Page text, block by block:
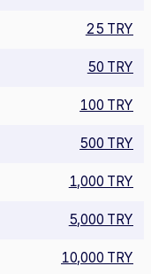
25 TRY
50 TRY
100 TRY
500 TRY
1,000 TRY
5,000 TRY
10,000 TRY